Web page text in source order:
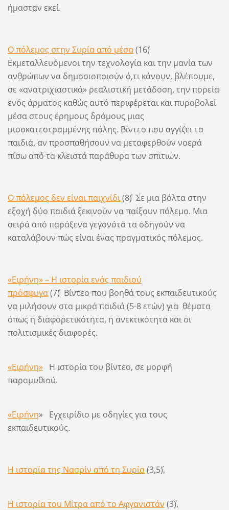
ήμασταν εκεί.
Ο πόλεμος στην Συρία από μέσα(16΄)
Εκμεταλλευόμενοι την τεχνολογία και την μανία των
ανθρώπων να δημοσιοποιούν ό,τι κάνουν, βλέπουμε,
σε «ανατριχιαστικά» ρεαλιστική μετάδοση, την πορεία
ενός άρματος καθώς αυτό περιφέρεται και πυροβολεί
μέσα στους έρημους δρόμους μιας
μισοκατεστραμμένης πόλης. Βίντεο που αγγίζει τα
παιδιά, αν προσπαθήσουν να μεταφερθούν νοερά
πίσω από τα κλειστά παράθυρα των σπιτιών.
Ο πόλεμος δεν είναι παιχνίδι(8΄) Σε μια βόλτα στην
εξοχή δύο παιδιά ξεκινούν να παίξουν πόλεμο. Μια
σειρά από παράξενα γεγονότα τα οδηγούν να
καταλάβουν πώς είναι ένας πραγματικός πόλεμος.
«Ειρήνη» – Η ιστορία ενός παιδιού
πρόσφυγα(7΄) Βίντεο που βοηθά τους εκπαιδευτικούς
να μιλήσουν στα μικρά παιδιά (5-8 ετών) για θέματα
όπως η διαφορετικότητα, η ανεκτικότητα και οι
πολιτισμικές διαφορές.
«Ειρήνη»Η ιστορία του βίντεο, σε μορφή
παραμυθιού.
«Ειρήνη» Εγχειρίδιο με οδηγίες για τους
εκπαιδευτικούς.
Η ιστορία της Νασρίν από τη Συρία(3,5΄),
Η ιστορία του Μίτρα από το Αφγανιστάν (3΄),